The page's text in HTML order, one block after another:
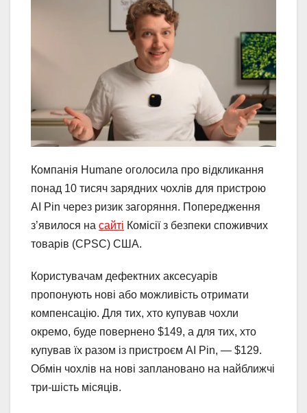
Компанія Humane оголосила про відкликання
понад 10 тисяч зарядних чохлів для пристрою
AI Pin через ризик загоряння. Попередження
з’явилося на сайті Комісії з безпеки споживчих
товарів (CPSC) США.
Користувачам дефектних аксесуарів
пропонують нові або можливість отримати
компенсацію. Для тих, хто купував чохли
окремо, буде повернено $149, а для тих, хто
купував їх разом із пристроєм AI Pin, — $129.
Обмін чохлів на нові заплановано на найближчі
три-шість місяців.